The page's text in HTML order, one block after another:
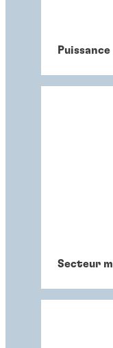
Puissance
Secteur